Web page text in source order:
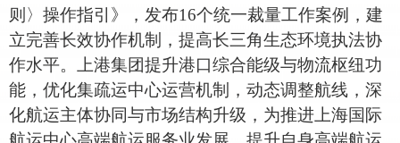
则〉操作指引》，发布16个统一裁量工作案例，建
立完善长效协作机制，提高长三角生态环境执法协
作水平。上港集团提升港口综合能级与物流枢纽功
能，优化集疏运中心运营机制，动态调整航线，深
化航运主体协同与市场结构升级，为推进上海国际